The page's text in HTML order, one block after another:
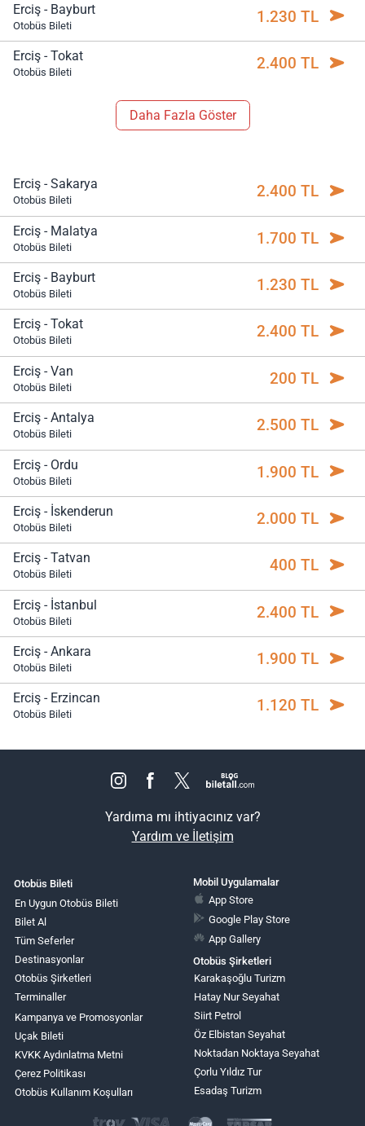
Erciş - Bayburt
Otobüs Bileti 1.230 TL
Erciş - Tokat
Otobüs Bileti 2.400 TL
Daha Fazla Göster
Erciş - Sakarya
Otobüs Bileti 2.400 TL
Erciş - Malatya
Otobüs Bileti 1.700 TL
Erciş - Bayburt
Otobüs Bileti 1.230 TL
Erciş - Tokat
Otobüs Bileti 2.400 TL
Erciş - Van
Otobüs Bileti 200 TL
Erciş - Antalya
Otobüs Bileti 2.500 TL
Erciş - Ordu
Otobüs Bileti 1.900 TL
Erciş - İskenderun
Otobüs Bileti 2.000 TL
Erciş - Tatvan
Otobüs Bileti 400 TL
Erciş - İstanbul
Otobüs Bileti 2.400 TL
Erciş - Ankara
Otobüs Bileti 1.900 TL
Erciş - Erzincan
Otobüs Bileti 1.120 TL
Yardıma mı ihtiyacınız var?
Yardım ve İletişim
Otobüs Bileti
En Uygun Otobüs Bileti
Bilet Al
Tüm Seferler
Destinasyonlar
Otobüs Şirketleri
Terminaller
Kampanya ve Promosyonlar
Uçak Bileti
KVKK Aydınlatma Metni
Çerez Politikası
Otobüs Kullanım Koşulları
Mobil Uygulamalar
App Store
Google Play Store
App Gallery
Otobüs Şirketleri
Karakaşoğlu Turizm
Hatay Nur Seyahat
Siirt Petrol
Öz Elbistan Seyahat
Noktadan Noktaya Seyahat
Çorlu Yıldız Tur
Esadaş Turizm